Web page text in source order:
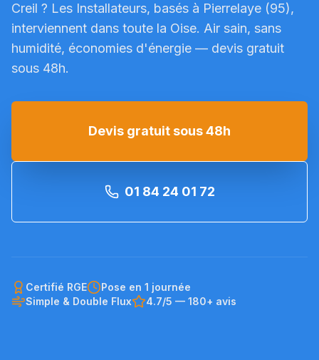
Creil ? Les Installateurs, basés à Pierrelaye (95),
interviennent dans toute la Oise. Air sain, sans
humidité, économies d'énergie — devis gratuit
sous 48h.
Devis gratuit sous 48h
01 84 24 01 72
Certifié RGE
Pose en 1 journée
Simple & Double Flux
4.7/5 — 180+ avis